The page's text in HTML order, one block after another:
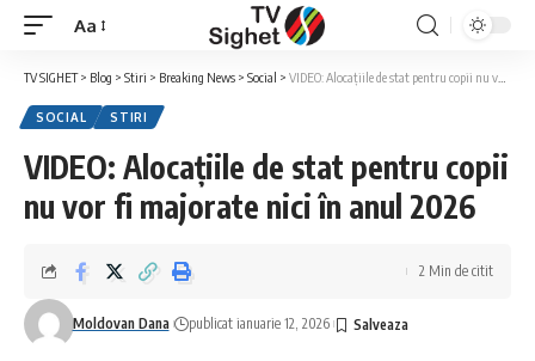
Font
Resizer
Aa
TV SIGHET> Blog > Stiri > Breaking News > Social > VIDEO: Alocațiile de stat pentru copii nu vor fi majorate nici în anul 2026
SOCIAL STIRI
VIDEO: Alocațiile de stat pentru copii
nu vor fi majorate nici în anul 2026
Moldovan Dana publicat ianuarie 12, 2026
2 Min de citit